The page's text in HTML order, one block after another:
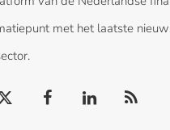
met het laatste